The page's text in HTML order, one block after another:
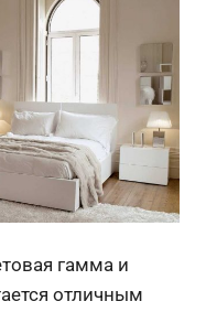
гамма и
отличным